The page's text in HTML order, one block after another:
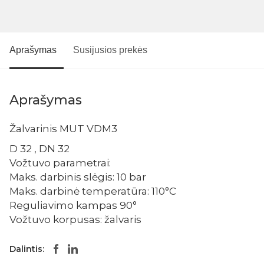
Aprašymas Susijusios prekės
Aprašymas
Žalvarinis MUT VDM3
D 32 , DN 32
Vožtuvo parametrai:
Maks. darbinis slėgis: 10 bar
Maks. darbinė temperatūra: 110°C
Reguliavimo kampas 90°
Vožtuvo korpusas: žalvaris
Dalintis: